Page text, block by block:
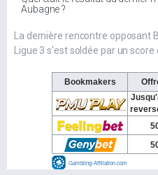
Aubagne ?
La dernière rencontre opposant
Ligue 3 s'est soldée par un score